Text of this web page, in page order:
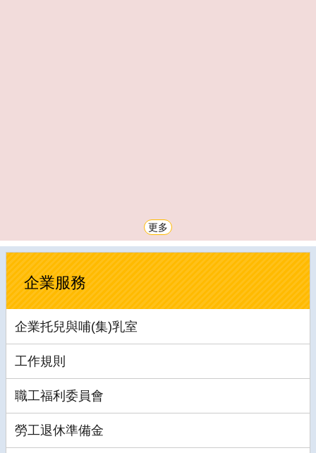
更多
企業服務
企業托兒與哺(集)乳室
工作規則
職工福利委員會
勞工退休準備金